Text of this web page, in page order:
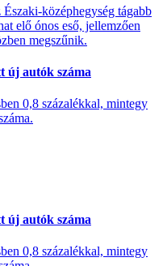
középhegység tágabb
elő ónos eső, jellemzően
megszűnik.
új autók száma
0,8 százalékkal, mintegy
új autók száma
0,8 százalékkal, mintegy